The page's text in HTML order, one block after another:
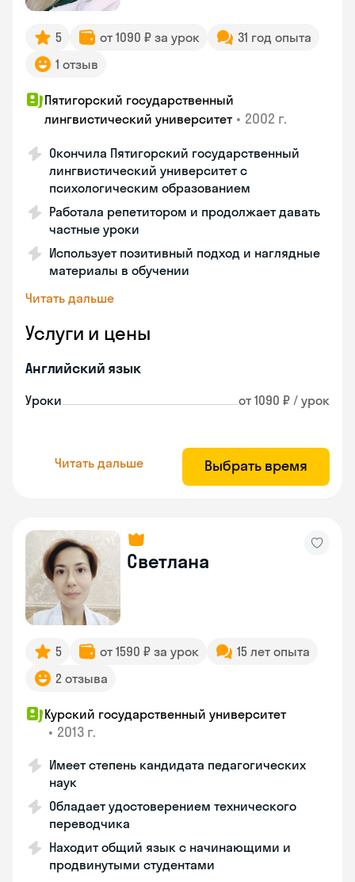
5 от 1090 ₽ за урок
31 год опыта
1 отзыв
Пятигорский государственный
лингвистический университет • 2002 г.
Окончила Пятигорский государственный
лингвистический университет с
психологическим образованием
Работала репетитором и продолжает давать
частные уроки
Использует позитивный подход и наглядные
материалы в обучении
Читать дальше
Услуги и цены
Английский язык
Уроки от 1090 ₽ / урок
Читать дальше Выбрать время
Светлана
5 от 1590 ₽ за урок
15 лет опыта
2 отзыва
Курский государственный университет
• 2013 г.
Имеет степень кандидата педагогических
наук
Обладает удостоверением технического
переводчика
Находит общий язык с начинающими и
продвинутыми студентами